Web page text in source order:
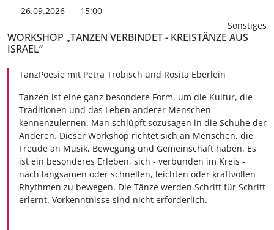
26.09.2026
15:00
Sonstiges
WORKSHOP „TANZEN VERBINDET - KREISTÄNZE AUS
ISRAEL“
TanzPoesie mit Petra Trobisch und Rosita Eberlein
Tanzen ist eine ganz besondere Form, um die Kultur, die
Traditionen und das Leben anderer Menschen
kennenzulernen. Man schlüpft sozusagen in die Schuhe der
Anderen. Dieser Workshop richtet sich an Menschen, die
Freude an Musik, Bewegung und Gemeinschaft haben. Es
ist ein besonderes Erleben, sich - verbunden im Kreis -
nach langsamen oder schnellen, leichten oder kraftvollen
Rhythmen zu bewegen. Die Tänze werden Schritt für Schritt
erlernt. Vorkenntnisse sind nicht erforderlich.